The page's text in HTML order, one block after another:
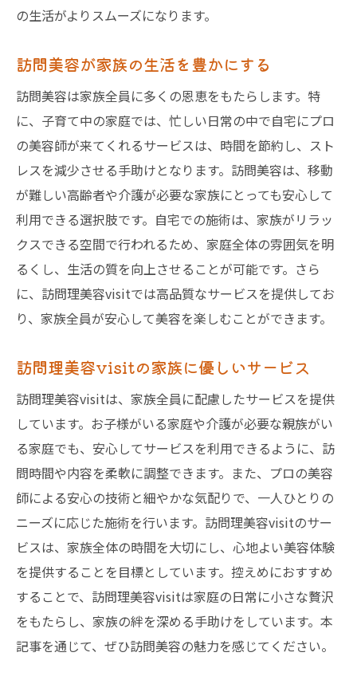
の生活がよりスムーズになります。
訪問美容が家族の生活を豊かにする
訪問美容は家族全員に多くの恩恵をもたらします。特
に、子育て中の家庭では、忙しい日常の中で自宅にプロ
の美容師が来てくれるサービスは、時間を節約し、スト
レスを減少させる手助けとなります。訪問美容は、移動
が難しい高齢者や介護が必要な家族にとっても安心して
利用できる選択肢です。自宅での施術は、家族がリラッ
クスできる空間で行われるため、家庭全体の雰囲気を明
るくし、生活の質を向上させることが可能です。さら
に、訪問理美容visitでは高品質なサービスを提供してお
り、家族全員が安心して美容を楽しむことができます。
訪問理美容visitの家族に優しいサービス
訪問理美容visitは、家族全員に配慮したサービスを提供
しています。お子様がいる家庭や介護が必要な親族がい
る家庭でも、安心してサービスを利用できるように、訪
問時間や内容を柔軟に調整できます。また、プロの美容
師による安心の技術と細やかな気配りで、一人ひとりの
ニーズに応じた施術を行います。訪問理美容visitのサー
ビスは、家族全体の時間を大切にし、心地よい美容体験
を提供することを目標としています。控えめにおすすめ
することで、訪問理美容visitは家庭の日常に小さな贅沢
をもたらし、家族の絆を深める手助けをしています。本
記事を通じて、ぜひ訪問美容の魅力を感じてください。